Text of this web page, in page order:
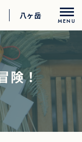
八ヶ岳
MENU
険！